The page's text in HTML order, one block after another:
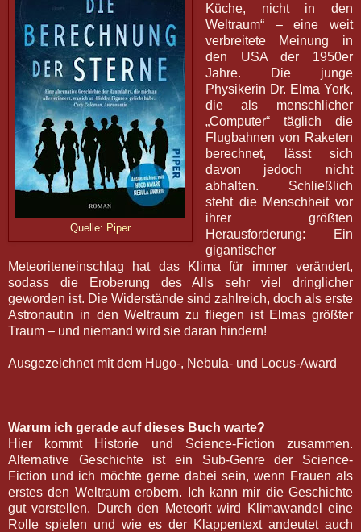
Quelle: Piper
Küche, nicht in den
Weltraum“ – eine weit
verbreitete Meinung in
den USA der 1950er
Jahre. Die junge
Physikerin Dr. Elma York,
die als menschlicher
„Computer“ täglich die
Flugbahnen von Raketen
berechnet, lässt sich
davon jedoch nicht
abhalten. Schließlich
steht die Menschheit vor
ihrer größten
Herausforderung: Ein
gigantischer
Meteoriteneinschlag hat das Klima für immer verändert,
sodass die Eroberung des Alls sehr viel dringlicher
geworden ist. Die Widerstände sind zahlreich, doch als erste
Astronautin in den Weltraum zu fliegen ist Elmas größter
Traum – und niemand wird sie daran hindern!
Ausgezeichnet mit dem Hugo-, Nebula- und Locus-Award
Warum ich gerade auf dieses Buch warte?
Hier kommt Historie und Science-Fiction zusammen.
Alternative Geschichte ist ein Sub-Genre der Science-
Fiction und ich möchte gerne dabei sein, wenn Frauen als
erstes den Weltraum erobern. Ich kann mir die Geschichte
gut vorstellen. Durch den Meteorit wird Klimawandel eine
Rolle spielen und wie es der Klappentext andeutet auch